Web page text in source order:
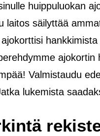
huippuluokan
laitos säilyttää
hankkimista
ajokortin
Valmistaudu
lukemista